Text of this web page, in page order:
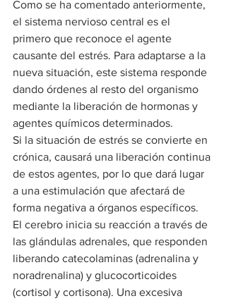
Como se ha comentado anteriormente,
el sistema nervioso central es el
primero que reconoce el agente
causante del estrés. Para adaptarse a la
nueva situación, este sistema responde
dando órdenes al resto del organismo
mediante la liberación de hormonas y
agentes químicos determinados.
Si la situación de estrés se convierte en
crónica, causará una liberación continua
de estos agentes, por lo que dará lugar
a una estimulación que afectará de
forma negativa a órganos específicos.
El cerebro inicia su reacción a través de
las glándulas adrenales, que responden
liberando catecolaminas (adrenalina y
noradrenalina) y glucocorticoides
(cortisol y cortisona). Una excesiva